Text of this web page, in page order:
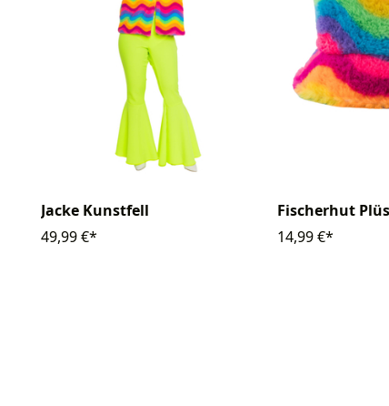
Jacke Kunstfell
49,99 €*
Fischerhut
14,99 €*